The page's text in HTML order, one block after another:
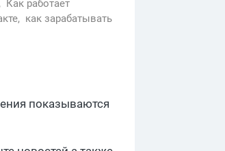
Как работает
как зарабатывать
показываются